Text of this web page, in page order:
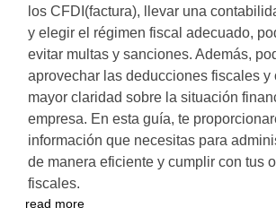
los CFDI(factura), llevar una
y elegir el régimen fiscal adecuado,
evitar multas y sanciones. Además,
aprovechar las deducciones fiscales y
mayor claridad sobre la situación
empresa. En esta guía, te
información que necesitas para
de manera eficiente y cumplir con tus
fiscales.
read more